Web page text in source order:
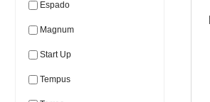
Espado
Magnum
Start Up
Tempus